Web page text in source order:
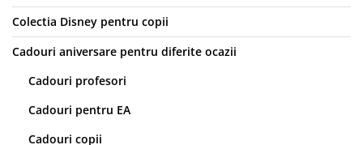
Colectia Disney pentru copii
Cadouri aniversare pentru diferite ocazii
Cadouri profesori
Cadouri pentru EA
Cadouri copii